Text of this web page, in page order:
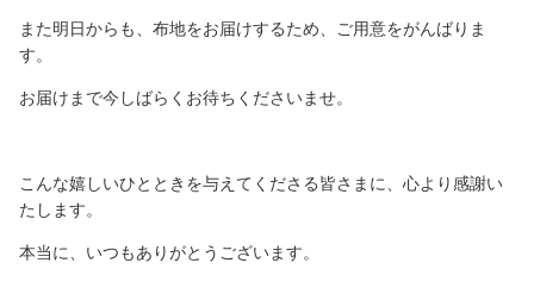
また明日からも、布地をお届けするため、ご用意をがんばりま
す。
お届けまで今しばらくお待ちくださいませ。
こんな嬉しいひとときを与えてくださる皆さまに、心より感謝い
たします。
本当に、いつもありがとうございます。